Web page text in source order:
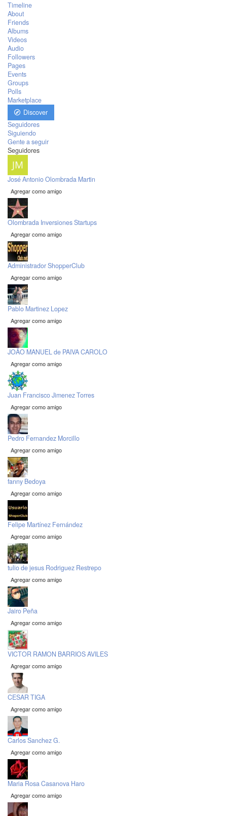
Timeline
About
Friends
Albums
Videos
Audio
Followers
Pages
Events
Groups
Polls
Marketplace
Discover
Seguidores
Siguiendo
Gente a seguir
Seguidores
José Antonio Olombrada Martin
Agregar como amigo
Olombrada Inversiones Startups
Agregar como amigo
Administrador ShopperClub
Agregar como amigo
Pablo Martinez Lopez
Agregar como amigo
JOÃO MANUEL de PAIVA CAROLO
Agregar como amigo
Juan Francisco Jimenez Torres
Agregar como amigo
Pedro Fernandez Morcillo
Agregar como amigo
fanny Bedoya
Agregar como amigo
Felipe Martínez Fernández
Agregar como amigo
tulio de jesus Rodriguez Restrepo
Agregar como amigo
Jairo Peña
Agregar como amigo
VICTOR RAMON BARRIOS AVILES
Agregar como amigo
CESAR TIGA
Agregar como amigo
Carlos Sanchez G.
Agregar como amigo
Maria Rosa Casanova Haro
Agregar como amigo